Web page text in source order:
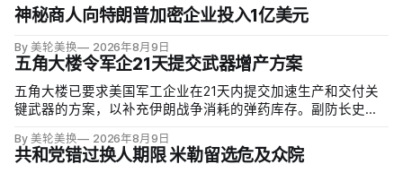
神秘商人向特朗普加密企业投入1亿美元
By 美轮美换 2026年8月9日
五角大楼令军企21天提交武器增产方案
五角大楼已要求美国军工企业在21天内提交加速生产和交付关
键武器的方案，以补充伊朗战争消耗的弹药库存。副防长史蒂
可接受，必须立即扩大产能；
By 美轮美换 2026年8月9日
共和党错过换人期限 米勒留选危及众院